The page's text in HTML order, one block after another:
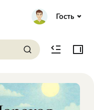
Гость